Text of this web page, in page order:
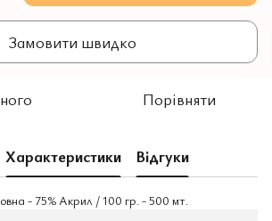
Замовити швидко
Порівняти
Характеристики Відгуки
- 75% Aкрил / 100 гр. - 500 мт.